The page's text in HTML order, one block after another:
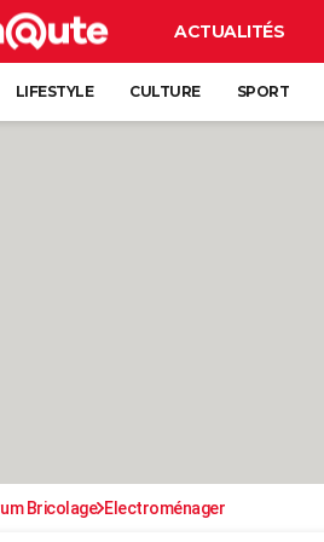
ACTUALITÉS
LIFESTYLE CULTURE SPORT
Bricolage Electroménager